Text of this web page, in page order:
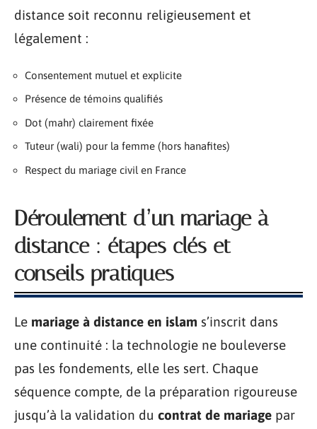
distance soit reconnu religieusement et
légalement :
Consentement mutuel et explicite
Présence de témoins qualifiés
Dot (mahr) clairement fixée
Tuteur (wali) pour la femme (hors hanafites)
Respect du mariage civil en France
Déroulement d’un mariage à
distance : étapes clés et
conseils pratiques
Le mariage à distance en islam s’inscrit dans
une continuité : la technologie ne bouleverse
pas les fondements, elle les sert. Chaque
séquence compte, de la préparation rigoureuse
jusqu’à la validation du contrat de mariage par